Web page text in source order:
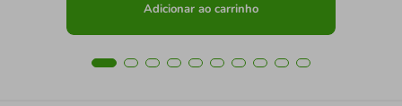
Adicionar ao carrinho